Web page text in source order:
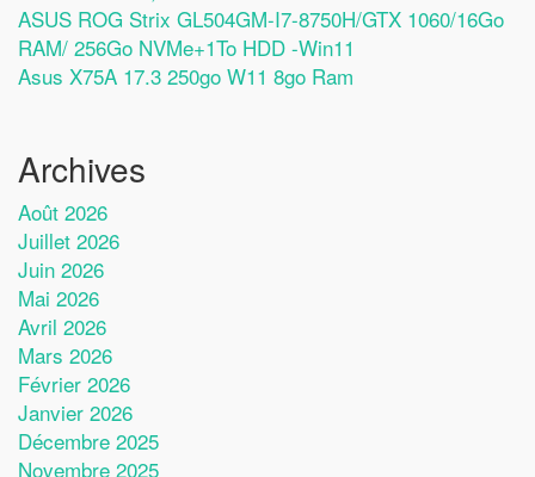
ASUS ROG Strix GL504GM-I7-8750H/GTX 1060/16Go
RAM/ 256Go NVMe+1To HDD -Win11
Asus X75A 17.3 250go W11 8go Ram
Archives
Août 2026
Juillet 2026
Juin 2026
Mai 2026
Avril 2026
Mars 2026
Février 2026
Janvier 2026
Décembre 2025
Novembre 2025